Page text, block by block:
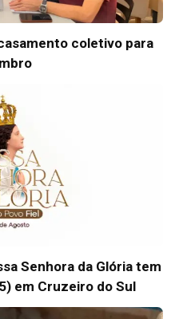
coletivo para
Senhora da Glória tem
em Cruzeiro do Sul